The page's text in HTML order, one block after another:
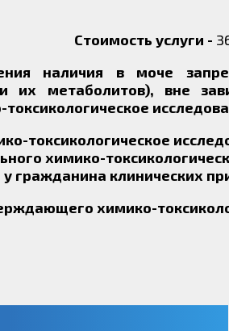
Стоимость услуги -
наличия в моче
их метаболитов), вне
токсикологическое
химико-
гражданина клинических
химико-